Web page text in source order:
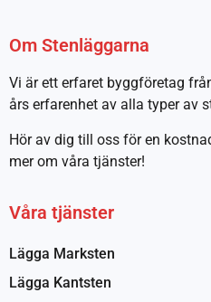
Om Stenläggarna
Vi är ett erfaret byggföretag
års erfarenhet av alla typer av
Hör av dig till oss för en
mer om våra tjänster!
Våra tjänster
Lägga Marksten
Lägga Kantsten